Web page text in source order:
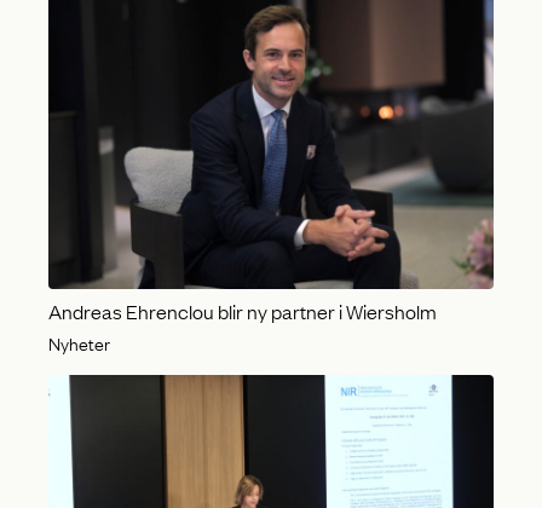
Andreas Ehrenclou blir ny partner i Wiersholm
Nyheter